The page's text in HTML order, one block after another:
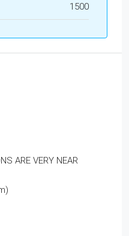
1500
ARE VERY NEAR